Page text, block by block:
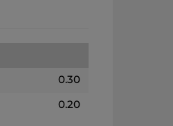
0.30
0.20